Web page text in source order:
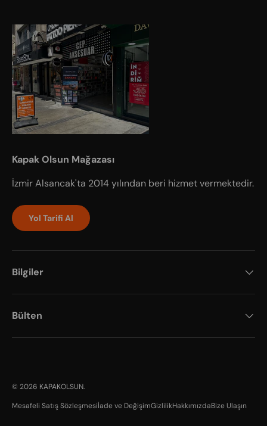
Kapak Olsun Mağazası
İzmir Alsancak'ta 2014 yılından beri hizmet vermektedir.
Yol Tarifi Al
Bilgiler
Bülten
© 2026 KAPAKOLSUN.
Mesafeli Satış Sözleşmesiİade ve DeğişimGizlilikHakkımızdaBize Ulaşın